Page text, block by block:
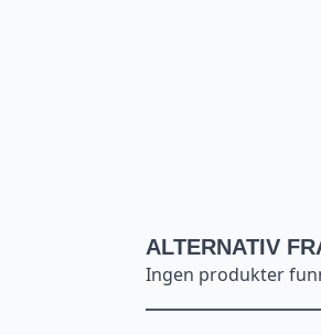
ALTERNATIV
Ingen produkter